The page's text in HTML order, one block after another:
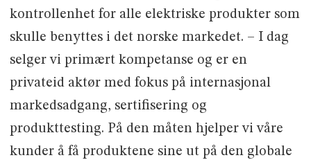
kontrollenhet for alle elektriske produkter som
skulle benyttes i det norske markedet. – I dag
selger vi primært kompetanse og er en
privateid aktør med fokus på internasjonal
markedsadgang, sertifisering og
produkttesting. På den måten hjelper vi våre
kunder å få produktene sine ut på den globale